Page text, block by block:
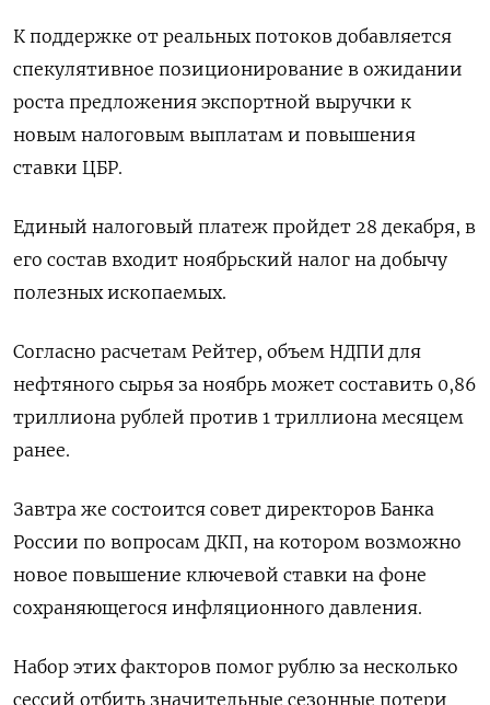
К поддержке от реальных потоков добавляется
спекулятивное позиционирование в ожидании
роста предложения экспортной выручки к
новым налоговым выплатам и повышения
ставки ЦБР.
Единый налоговый платеж пройдет 28 декабря, в
его состав входит ноябрьский налог на добычу
полезных ископаемых.
Согласно расчетам Рейтер, объем НДПИ для
нефтяного сырья за ноябрь может составить 0,86
триллиона рублей против 1 триллиона месяцем
ранее.
Завтра же состоится совет директоров Банка
России по вопросам ДКП, на котором возможно
новое повышение ключевой ставки на фоне
сохраняющегося инфляционного давления.
Набор этих факторов помог рублю за несколько
сессий отбить значительные сезонные потери